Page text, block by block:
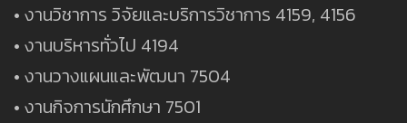
• งานวิชาการ วิจัยและบริการวิชาการ 4159, 4156
• งานบริหารทั่วไป 4194
• งานวางแผนและพัฒนา 7504
• งานกิจการนักศึกษา 7501